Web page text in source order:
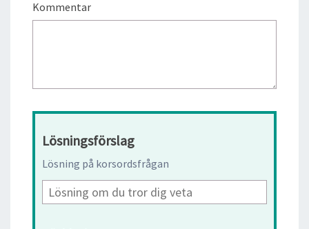
Kommentar
Lösningsförslag
Lösning på korsordsfrågan